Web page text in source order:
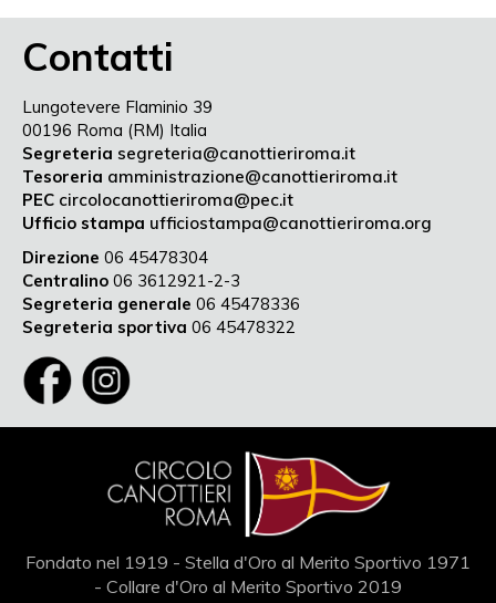
Contatti
Lungotevere Flaminio 39
00196 Roma (RM) Italia
Segreteria segreteria@canottieriroma.it
Tesoreria amministrazione@canottieriroma.it
PEC circolocanottieriroma@pec.it
Ufficio stampa ufficiostampa@canottieriroma.org
Direzione 06 45478304
Centralino 06 3612921-2-3
Segreteria generale 06 45478336
Segreteria sportiva 06 45478322
Fondato nel 1919 - Stella d'Oro al Merito Sportivo 1971
- Collare d'Oro al Merito Sportivo 2019